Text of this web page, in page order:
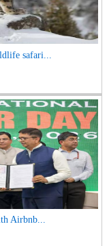
safari...
Airbnb...